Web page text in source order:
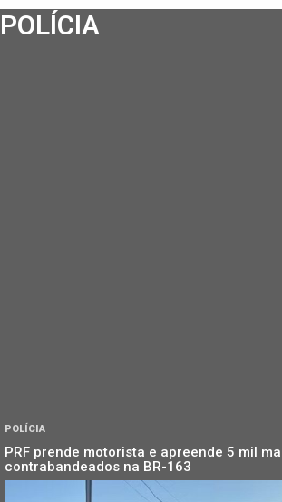
POLÍCIA
POLÍCIA
PRF prende motorista e apreende 5 mil
contrabandeados na BR-163